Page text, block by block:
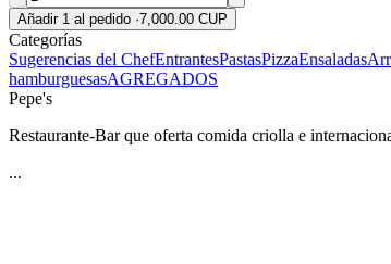
Añadir 1 al pedido ·7,000.00 CUP
Categorías
Sugerencias del ChefEntrantesPastasPizzaEnsaladas
hamburguesasAGREGADOS
Pepe's
Restaurante-Bar que oferta comida criolla e
...